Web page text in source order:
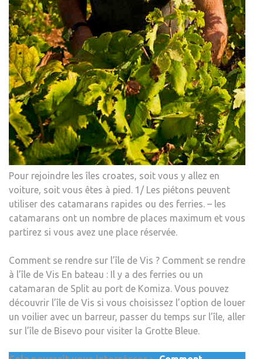
Pour rejoindre les îles croates, soit vous y allez en
voiture, soit vous êtes à pied. 1/ Les piétons peuvent
utiliser des catamarans rapides ou des ferries. – les
catamarans ont un nombre de places maximum et vous
partirez si vous avez une place réservée.
Comment se rendre sur l’île de Vis ? Comment se rendre
à l’île de Vis En bateau : Il y a des ferries ou un
catamaran de Split au port de Komiza. Vous pouvez
découvrir l’île de Vis si vous choisissez l’option de louer
un voilier avec un barreur, passer du temps sur l’île, aller
sur l’île de Bisevo pour visiter la Grotte Bleue.